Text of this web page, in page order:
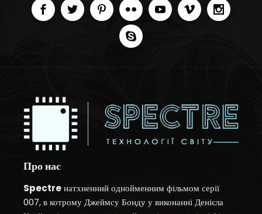
Про нас
Spectreнатхненний однойменним фільмом серії
007, в котрому Джеймсу Бонду у виконанні Денієла